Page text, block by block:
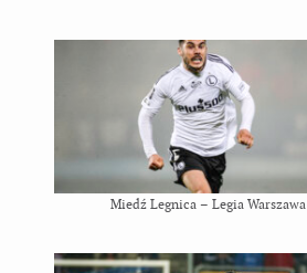
Miedź Legnica – Legia Warszawa